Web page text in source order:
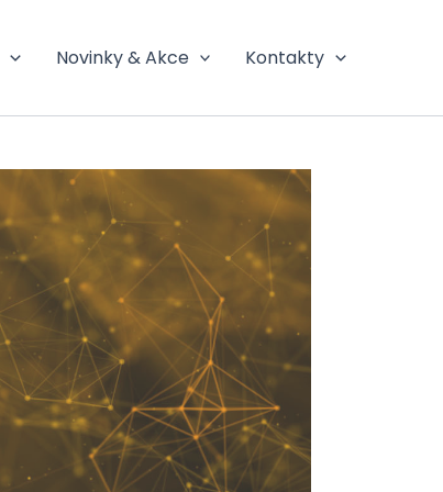
Novinky & Akce Kontakty